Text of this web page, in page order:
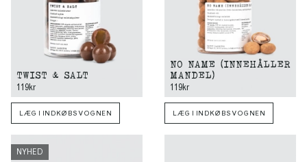
TWIST & SALT
119kr
LÆG I INDKØBSVOGNEN
NO NAME (INNEHÅLLER
MANDEL)
119kr
LÆG I INDKØBSVOGNEN
NYHED